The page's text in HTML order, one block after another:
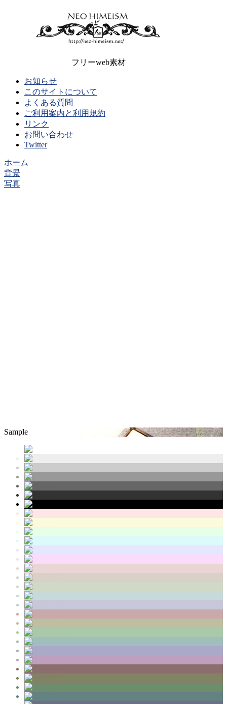
フリーweb素材
お知らせ
このサイトについて
よくある質問
ご利用案内と利用規約
リンク
お問い合わせ
Twitter
ホーム
背景
写真
Sample